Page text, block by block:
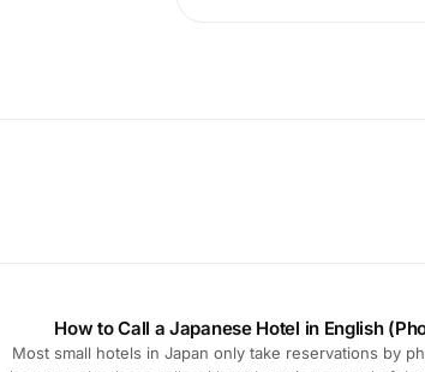
How to Call a Japanese Hotel in English
Most small hotels in Japan only take reservations by